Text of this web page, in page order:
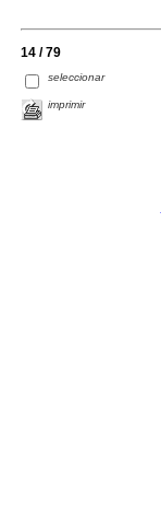
14 / 79
seleccionar
imprimir